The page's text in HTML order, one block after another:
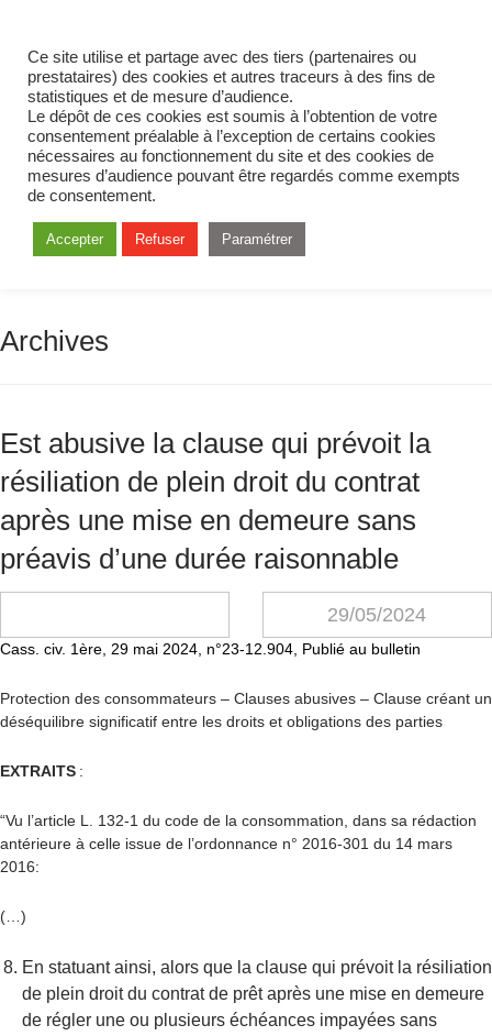
Archives
Est abusive la clause qui prévoit la
résiliation de plein droit du contrat
après une mise en demeure sans
préavis d’une durée raisonnable
29/05/2024
Cass. civ. 1ère, 29 mai 2024, n°23-12.904, Publié au bulletin
Protection des consommateurs – Clauses abusives – Clause créant un
déséquilibre significatif entre les droits et obligations des parties
EXTRAITS :
“Vu l’article L. 132-1 du code de la consommation, dans sa rédaction
antérieure à celle issue de l’ordonnance n° 2016-301 du 14 mars
2016:
(…)
En statuant ainsi, alors que la clause qui prévoit la résiliation
de plein droit du contrat de prêt après une mise en demeure
de régler une ou plusieurs échéances impayées sans
Ce site utilise et partage avec des tiers (partenaires ou
prestataires) des cookies et autres traceurs à des fins de
statistiques et de mesure d’audience.
Le dépôt de ces cookies est soumis à l’obtention de votre
consentement préalable à l’exception de certains cookies
nécessaires au fonctionnement du site et des cookies de
mesures d’audience pouvant être regardés comme exempts
de consentement.
Accepter Refuser Paramétrer